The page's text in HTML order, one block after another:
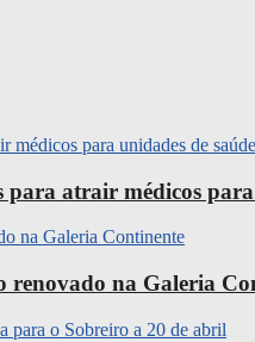
atrair médicos para
renovado na Galeria